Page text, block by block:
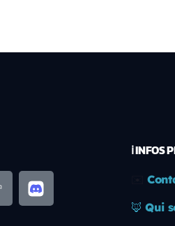
ℹ️ INFOS
🦊 Qui